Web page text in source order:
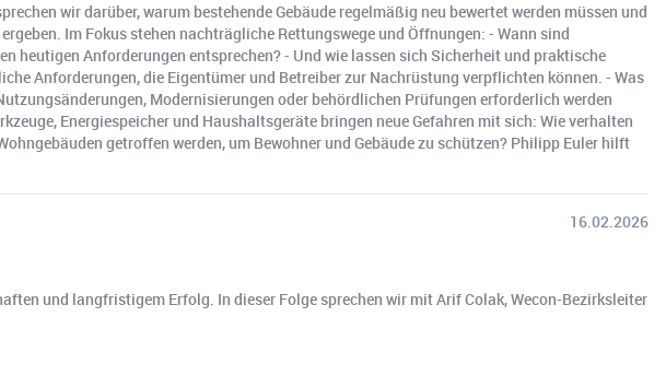
wir darüber, warum bestehende Gebäude regelmäßig neu bewertet werden müssen und
Im Fokus stehen nachträgliche Rettungswege und Öffnungen: - Wann sind
heutigen Anforderungen entsprechen? - Und wie lassen sich Sicherheit und praktische
Anforderungen, die Eigentümer und Betreiber zur Nachrüstung verpflichten können. - Was
Modernisierungen oder behördlichen Prüfungen erforderlich werden
Energiespeicher und Haushaltsgeräte bringen neue Gefahren mit sich: Wie verhalten
getroffen werden, um Bewohner und Gebäude zu schützen? Philipp Euler hilft
16.02.2026
und langfristigem Erfolg. In dieser Folge sprechen wir mit Arif Colak, Wecon-Bezirksleiter